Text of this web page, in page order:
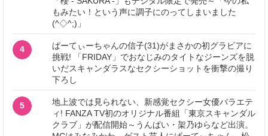
もみたい！という声に調子にのってしまいました
(^◇^;)」
4
ぱーてぃーちゃんの信子(31)がまさかの初グラビアに
挑戦! 「FRIDAY」でおなじみのタイトなジーンズを脱
いだスキャンダラスなセクシーショットを衝撃の撮り
下ろし
5
地上波では見られない、新感覚セクシー女優バラエテ
ィ! FANZA TV初のオリジナル番組「東京スキャンダル
クラブ」が配信開始～うんぱい・架乃ゆらなど出演。